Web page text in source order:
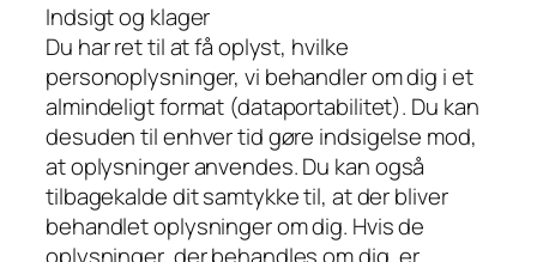
Indsigt og klager
Du har ret til at få oplyst, hvilke
personoplysninger, vi behandler om dig i et
almindeligt format (dataportabilitet). Du kan
desuden til enhver tid gøre indsigelse mod,
at oplysninger anvendes. Du kan også
tilbagekalde dit samtykke til, at der bliver
behandlet oplysninger om dig. Hvis de